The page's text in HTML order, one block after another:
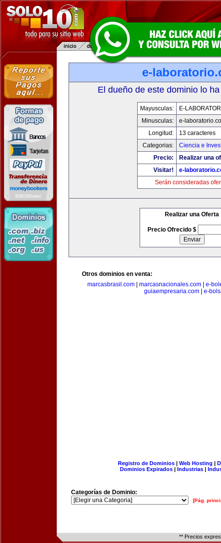
e-
El dueño de este dominio lo
Mayusculas:
E-
Minusculas:
e-
Longitud:
13 caracteres
Categorias:
Ciencia e
Precio:
Realizar una
Visitar!
e-
Serán consideradas
Realizar una Oferta
Precio Ofrecido $
Otros dominios en venta:
marcasbrasil.com| marcasnacionales.com| e-
guiaempresaria.com
e-
Registro de Dominios| Web Hosting |
Dominios Expirados | Industrias |
Categorías de Dominio:
[Pág.
** Precios